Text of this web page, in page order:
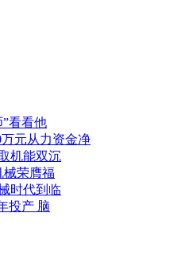
看看他
万元从力资金净
机能双沉
械荣膺福
时代到临
投产 脑